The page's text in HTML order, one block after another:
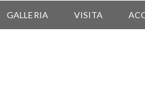
GALLERIA VISITA